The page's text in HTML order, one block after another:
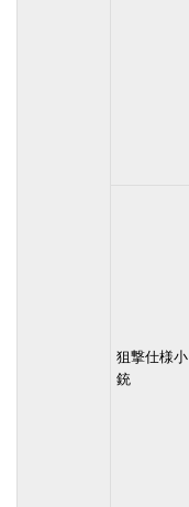
狙撃仕様小
銃